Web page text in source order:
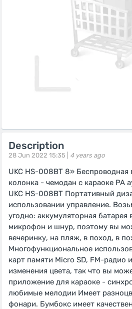
Description
28 Jun 2022 15:35 | 4 years ago
UKC HS-008BT 8»
колонка - чемодан с караоке PA
UKC HS-008BT Портативный
использовании управление.
угодно: аккумуляторная батарея
микрофон и шнур, поэтому вы
вечеринку, на пляж, в поход, в
Многофункциональное
карт памяти Micro SD, FM-радио
изменения цвета, так что вы
приложение для караоке -
любимые мелодии Имеет
фонари. Бумбокс имеет